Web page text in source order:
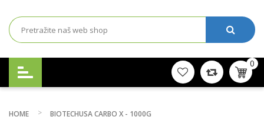
0
HOME BIOTECHUSA CARBO X - 1000G